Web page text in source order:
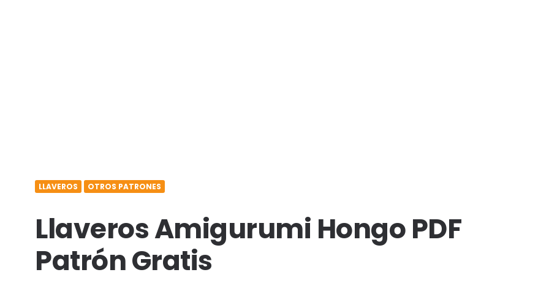
LLAVEROS OTROS PATRONES
Llaveros Amigurumi Hongo PDF
Patrón Gratis